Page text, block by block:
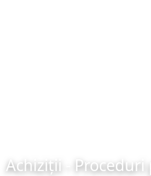
Achiziții -